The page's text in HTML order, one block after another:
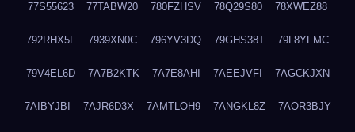
77S55623 77TABW20 780FZHSV 78Q29S80 78XWEZ88
792RHX5L 7939XN0C 796YV3DQ 79GHS38T 79L8YFMC
79V4EL6D 7A7B2KTK 7A7E8AHI 7AEEJVFI 7AGCKJXN
7AIBYJBI 7AJR6D3X 7AMTLOH9 7ANGKL8Z 7AOR3BJY